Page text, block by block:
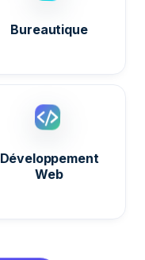
Bureautique
Développement
Web